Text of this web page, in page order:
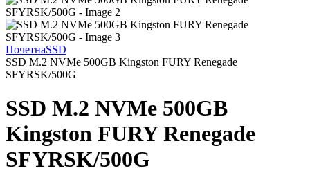
ПочетнаSSD
SSD M.2 NVMe 500GB Kingston FURY Renegade
SFYRSK/500G
SSD M.2 NVMe 500GB
Kingston FURY Renegade
SFYRSK/500G